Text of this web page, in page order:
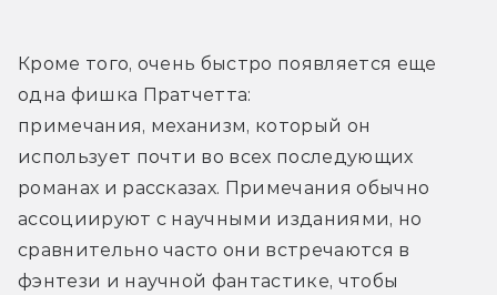
Кроме того, очень быстро появляется еще
одна фишка Пратчетта:
примечания, механизм, который он
использует почти во всех последующих
романах и рассказах. Примечания обычно
ассоциируют с научными изданиями, но
сравнительно часто они встречаются в
фэнтези и научной фантастике, чтобы